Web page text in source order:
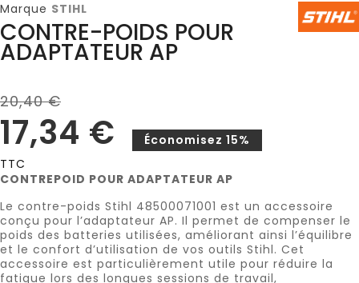
Marque STIHL
CONTRE-POIDS POUR
ADAPTATEUR AP
20,40 €
17,34 €
Économisez 15%
TTC
CONTREPOID POUR ADAPTATEUR AP
Le contre-poids Stihl 48500071001 est un accessoire
conçu pour l’adaptateur AP. Il permet de compenser le
poids des batteries utilisées, améliorant ainsi l’équilibre
et le confort d’utilisation de vos outils Stihl. Cet
accessoire est particulièrement utile pour réduire la
fatigue lors des longues sessions de travail,